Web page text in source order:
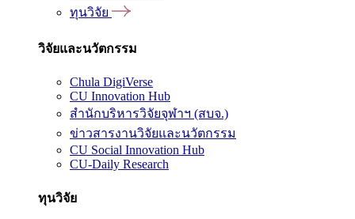
ทุนวิจัย
วิจัยและนวัตกรรม
Chula DigiVerse
CU Innovation Hub
สำนักบริหารวิจัยจุฬาฯ (สบจ.)
ข่าวสารงานวิจัยและนวัตกรรม
CU Social Innovation Hub
CU-Daily Research
ทุนวิจัย